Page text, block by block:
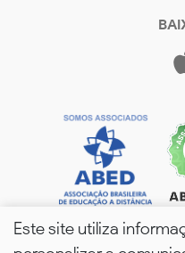
Este site utiliza